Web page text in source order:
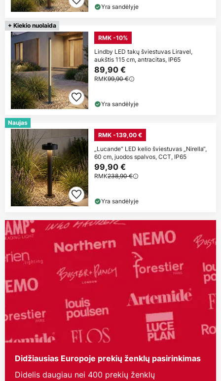
Yra sandėlyje
+ Kiekio nuolaida
RMK -10%
Lindby LED takų šviestuvas Liravel,
aukštis 115 cm, antracitas, IP65
89,90 €
RMK99,90 €
Yra sandėlyje
Naujas
RMK -139,00 €
„Lucande“ LED kelio šviestuvas „Nirella“,
60 cm, juodos spalvos, CCT, IP65
99,90 €
RMK238,90 €
Yra sandėlyje
Didžiausias Europoje prekių ženklų pasirinkimas
Didelis daugiau nei 400 prekių ženklų